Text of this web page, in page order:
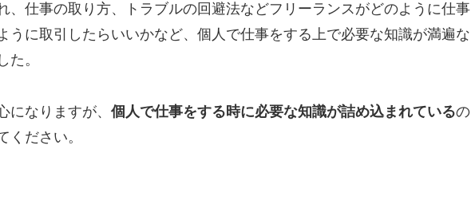
、仕事の取り方、トラブルの回避法などフリーランスがどのように仕事
うに取引したらいいかなど、個人で仕事をする上で必要な知識が満遍な
た。
になりますが、 個人で仕事をする時に必要な知識が詰め込まれているの
ください。